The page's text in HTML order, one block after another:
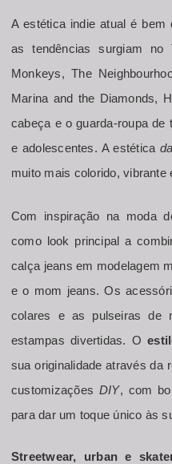
A estética indie atual é bem
as tendências surgiam no
Monkeys, The
Marina and the Diamonds,
cabeça e o guarda-roupa de
e adolescentes. A estética
muito mais colorido, vibrante
Com inspiração na moda
como look principal a
calça jeans em modelagem
e o mom jeans. Os
colares e as pulseiras de
estampas divertidas. O
sua originalidade através da
customizações DIY, com
para dar um toque único às
Streetwear, urban e